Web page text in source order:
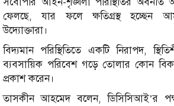
ফেলছে, যার ফলে ক্ষতিগ্রস্থ হচ্ছেন
উদ্যোক্তারা।
বিদ্যমান পরিস্থিতিতে একটি নিরাপদ,
ব্যবসায়িক পরিবেশ গড়ে তোলার কোন
প্রকাশ করেন।
তাসকীন আহমেদ বলেন, ডিসিসিআই’র